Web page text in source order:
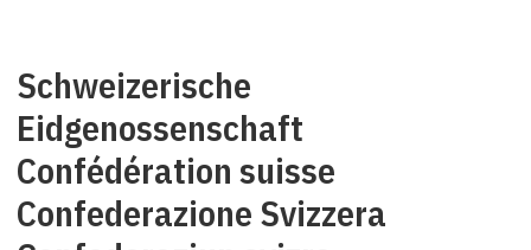
Schweizerische
Eidgenossenschaft
Confédération suisse
Confederazione Svizzera